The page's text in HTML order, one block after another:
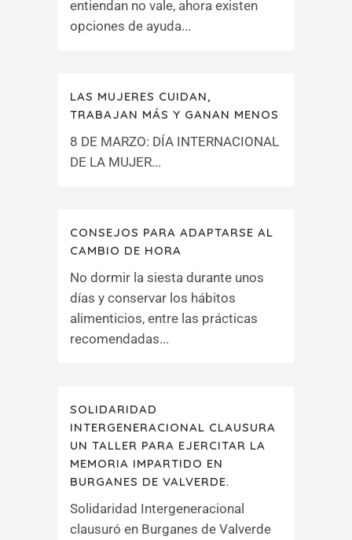
entiendan no vale, ahora existen
opciones de ayuda...
LAS MUJERES CUIDAN,
TRABAJAN MÁS Y GANAN MENOS
8 DE MARZO: DÍA INTERNACIONAL
DE LA MUJER...
CONSEJOS PARA ADAPTARSE AL
CAMBIO DE HORA
No dormir la siesta durante unos
días y conservar los hábitos
alimenticios, entre las prácticas
recomendadas...
SOLIDARIDAD
INTERGENERACIONAL CLAUSURA
UN TALLER PARA EJERCITAR LA
MEMORIA IMPARTIDO EN
BURGANES DE VALVERDE.
Solidaridad Intergeneracional
clausuró en Burganes de Valverde